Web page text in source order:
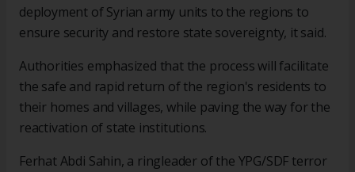
deployment of Syrian army units to the regions to
ensure security and restore state sovereignty, it said.
Authorities emphasized that the process will facilitate
the safe and rapid return of the region's residents to
their homes and villages, while paving the way for the
reactivation of state institutions.
Ferhat Abdi Sahin, a ringleader of the YPG/SDF terror